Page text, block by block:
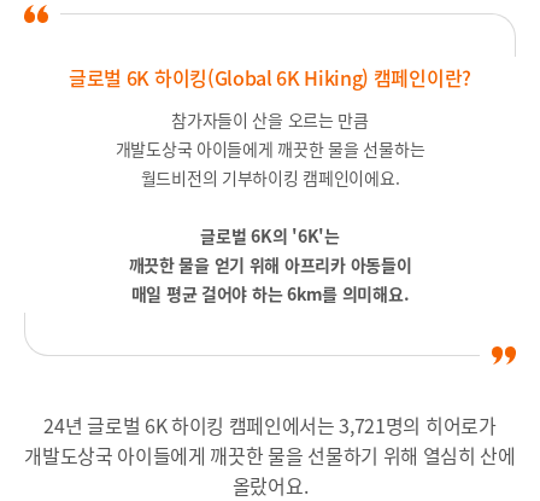
글로벌 6K 하이킹(Global 6K Hiking) 캠페인이란?
참가자들이 산을 오르는 만큼
개발도상국 아이들에게 깨끗한 물을 선물하는
월드비전의 기부하이킹 캠페인이에요.
글로벌 6K의 '6K'는
깨끗한 물을 얻기 위해 아프리카 아동들이
매일 평균 걸어야 하는 6km를 의미해요.
24년 글로벌 6K 하이킹 캠페인에서는 3,721명의 히어로가
개발도상국 아이들에게 깨끗한 물을 선물하기 위해 열심히 산에
올랐어요.